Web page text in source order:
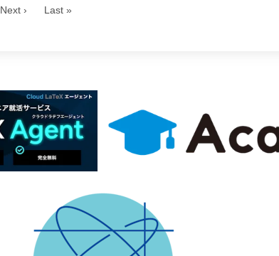
Next › Last »